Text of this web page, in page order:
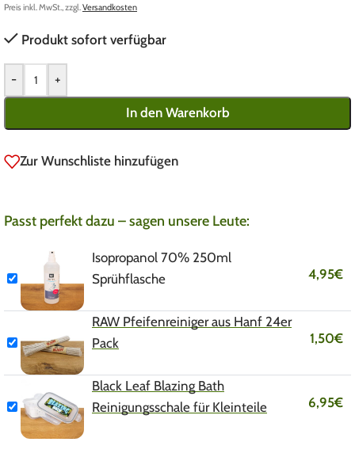
Preis inkl. MwSt., zzgl. Versandkosten
Produkt sofort verfügbar
- +
In den Warenkorb
Zur Wunschliste hinzufügen
Passt perfekt dazu – sagen unsere Leute:
Isopropanol 70% 250ml
Sprühflasche
4,95€
RAW Pfeifenreiniger aus Hanf 24er
Pack
1,50€
Black Leaf Blazing Bath
Reinigungsschale für Kleinteile
6,95€